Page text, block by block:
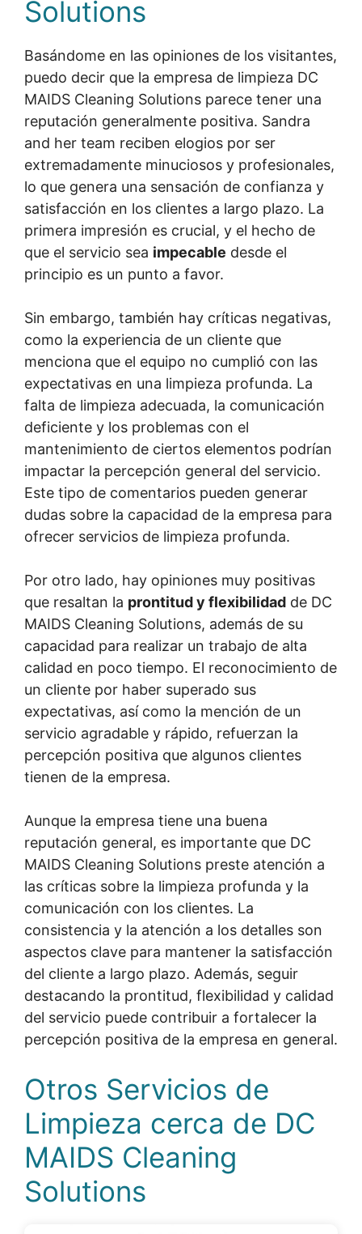
Solutions
Basándome en las opiniones de los visitantes,
puedo decir que la empresa de limpieza DC
MAIDS Cleaning Solutions parece tener una
reputación generalmente positiva. Sandra
and her team reciben elogios por ser
extremadamente minuciosos y profesionales,
lo que genera una sensación de confianza y
satisfacción en los clientes a largo plazo. La
primera impresión es crucial, y el hecho de
que el servicio sea impecable desde el
principio es un punto a favor.
Sin embargo, también hay críticas negativas,
como la experiencia de un cliente que
menciona que el equipo no cumplió con las
expectativas en una limpieza profunda. La
falta de limpieza adecuada, la comunicación
deficiente y los problemas con el
mantenimiento de ciertos elementos podrían
impactar la percepción general del servicio.
Este tipo de comentarios pueden generar
dudas sobre la capacidad de la empresa para
ofrecer servicios de limpieza profunda.
Por otro lado, hay opiniones muy positivas
que resaltan la prontitud y flexibilidad de DC
MAIDS Cleaning Solutions, además de su
capacidad para realizar un trabajo de alta
calidad en poco tiempo. El reconocimiento de
un cliente por haber superado sus
expectativas, así como la mención de un
servicio agradable y rápido, refuerzan la
percepción positiva que algunos clientes
tienen de la empresa.
Aunque la empresa tiene una buena
reputación general, es importante que DC
MAIDS Cleaning Solutions preste atención a
las críticas sobre la limpieza profunda y la
comunicación con los clientes. La
consistencia y la atención a los detalles son
aspectos clave para mantener la satisfacción
del cliente a largo plazo. Además, seguir
destacando la prontitud, flexibilidad y calidad
del servicio puede contribuir a fortalecer la
percepción positiva de la empresa en general.
Otros Servicios de
Limpieza cerca de DC
MAIDS Cleaning
Solutions